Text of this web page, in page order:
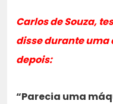
Carlos de Souza,
disse durante
depois:
“Parecia uma